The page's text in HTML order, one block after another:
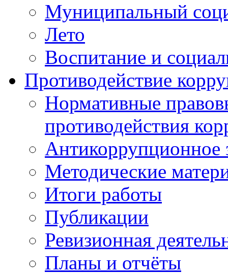
Муниципальный
Лето
Воспитание и
Противодействие
Нормативные
противодействия
Антикоррупционное
Методические
Итоги работы
Публикации
Ревизионная
Планы и отчёты